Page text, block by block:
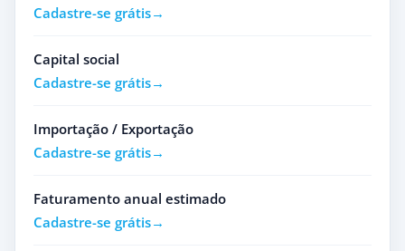
Cadastre-se grátis
Capital social
Cadastre-se grátis
Importação / Exportação
Cadastre-se grátis
Faturamento anual estimado
Cadastre-se grátis